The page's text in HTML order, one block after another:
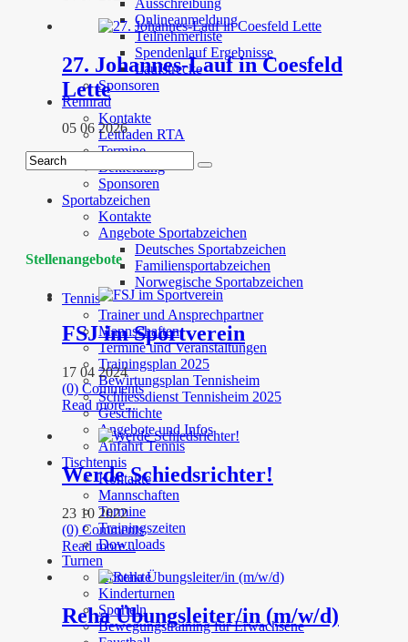
Ausschreibung
Onlineanmeldung
Teilnehmerliste
Spendenlauf Ergebnisse
Laufstrecke
Sponsoren
Rennrad
Kontakte
Leitfaden RTA
Termine
Bekleidung
Sponsoren
Sportabzeichen
Kontakte
Angebote Sportabzeichen
Deutsches Sportabzeichen
Familiensportabzeichen
Norwegische Sportabzeichen
Tennis
Trainer und Ansprechpartner
Mannschaften
Termine und Veranstaltungen
Trainingsplan 2025
Bewirtungsplan Tennisheim
Schliessdienst Tennisheim 2025
Geschichte
Angebote und Infos
Anfahrt Tennis
Tischtennis
Kontakte
Mannschaften
Termine
Trainingszeiten
Downloads
Turnen
Kontakte
Kinderturnen
Sporteln
Bewegungstraining für Erwachsene
27. Johannes-Lauf in Coesfeld
Lette
05 06 2026
Stellenangebote
FSJ im Sportverein
17 04 2024
(0) Comments
Read more...
Werde Schiedsrichter!
23 10 2022
(0) Comments
Read more...
Reha Übungsleiter/in (m/w/d)